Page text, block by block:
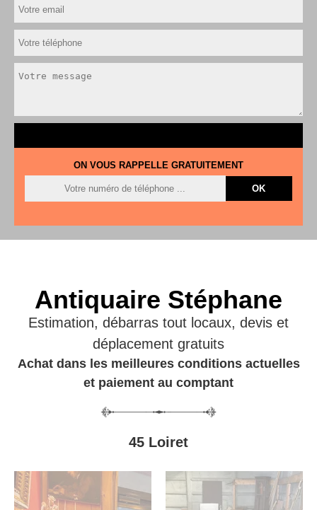
ON VOUS RAPPELLE GRATUITEMENT
Antiquaire Stéphane
Estimation, débarras tout locaux, devis et
déplacement gratuits
Achat dans les meilleures conditions actuelles
et paiement au comptant
45 Loiret